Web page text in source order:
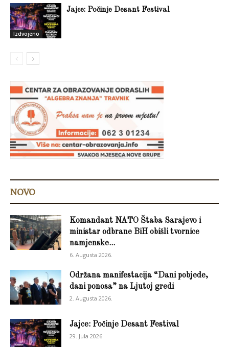
Izdvojeno
Jajce: Počinje Desant Festival
NOVO
Komandant NATO Štaba Sarajevo i
ministar odbrane BiH obišli tvornice
namjenske...
6. Augusta 2026.
Održana manifestacija “Dani pobjede,
dani ponosa” na Ljutoj gredi
2. Augusta 2026.
Jajce: Počinje Desant Festival
29. Jula 2026.